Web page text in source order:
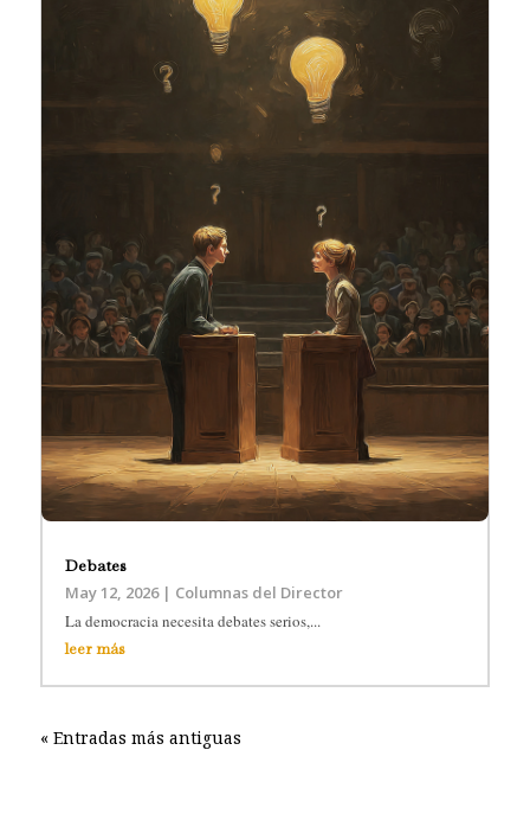
Debates
May 12, 2026| Columnas del Director
La democracia necesita debates serios,...
leer más
« Entradas más antiguas